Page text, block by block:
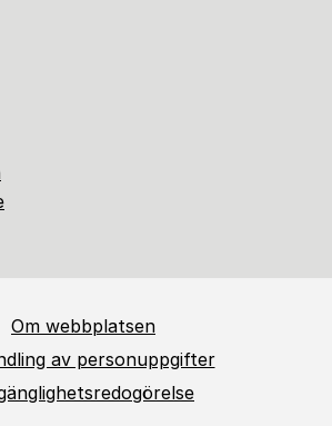
Om webbplatsen
av personuppgifter